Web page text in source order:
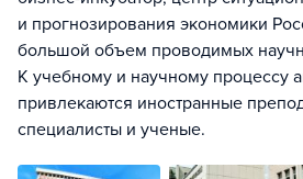
и прогнозирования экономики
большой объем проводимых
К учебному и научному процессу
привлекаются иностранные
специалисты и ученые.